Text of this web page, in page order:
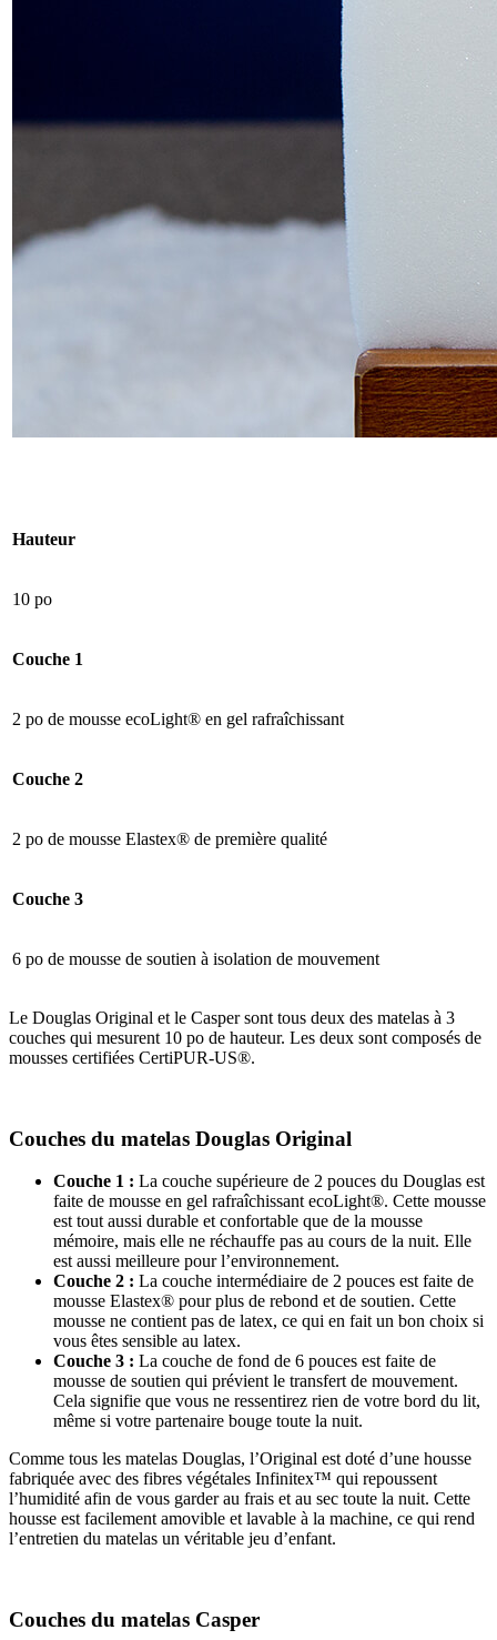
Hauteur
10 po
Couche 1
2 po de mousse ecoLight® en gel rafraîchissant
Couche 2
2 po de mousse Elastex® de première qualité
Couche 3
6 po de mousse de soutien à isolation de mouvement
Le Douglas Original et le Casper sont tous deux des matelas à 3
couches qui mesurent 10 po de hauteur. Les deux sont composés de
mousses certifiées CertiPUR-US®.
Couches du matelas Douglas Original
Couche 1 : La couche supérieure de 2 pouces du Douglas est
faite de mousse en gel rafraîchissant ecoLight®. Cette mousse
est tout aussi durable et confortable que de la mousse
mémoire, mais elle ne réchauffe pas au cours de la nuit. Elle
est aussi meilleure pour l’environnement.
Couche 2 : La couche intermédiaire de 2 pouces est faite de
mousse Elastex® pour plus de rebond et de soutien. Cette
mousse ne contient pas de latex, ce qui en fait un bon choix si
vous êtes sensible au latex.
Couche 3 : La couche de fond de 6 pouces est faite de
mousse de soutien qui prévient le transfert de mouvement.
Cela signifie que vous ne ressentirez rien de votre bord du lit,
même si votre partenaire bouge toute la nuit.
Comme tous les matelas Douglas, l’Original est doté d’une housse
fabriquée avec des fibres végétales Infinitex™ qui repoussent
l’humidité afin de vous garder au frais et au sec toute la nuit. Cette
housse est facilement amovible et lavable à la machine, ce qui rend
l’entretien du matelas un véritable jeu d’enfant.
Couches du matelas Casper